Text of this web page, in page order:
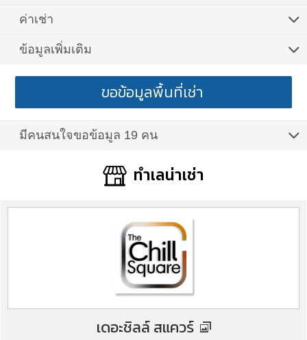
ค่าเช่า
ข้อมูลเพิ่มเติม
ขอข้อมูลพื้นที่เช่า
มีคนสนใจขอข้อมูล 19 คน
ทำเลน่าเช่า
เดอะชิลล์ สแควร์